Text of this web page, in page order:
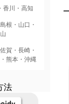
香川・高知
根・山口・
賀・長崎・
熊本・沖縄
法